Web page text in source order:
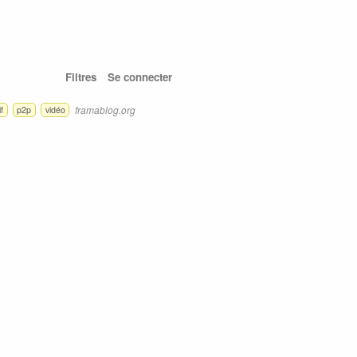
Filtres Se connecter
p2p vidéo framablog.org